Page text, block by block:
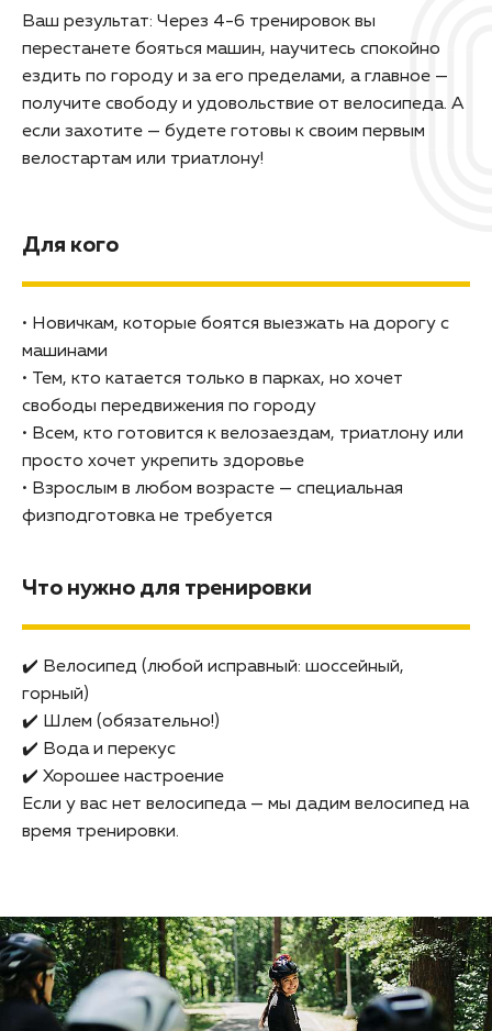
Ваш результат: Через 4-6 тренировок вы
перестанете бояться машин, научитесь спокойно
ездить по городу и за его пределами, а главное —
получите свободу и удовольствие от велосипеда. А
если захотите — будете готовы к своим первым
велостартам или триатлону!
Для кого
• Новичкам, которые боятся выезжать на дорогу с
машинами
• Тем, кто катается только в парках, но хочет
свободы передвижения по городу
• Всем, кто готовится к велозаездам, триатлону или
просто хочет укрепить здоровье
• Взрослым в любом возрасте — специальная
физподготовка не требуется
Что нужно для тренировки
✔️ Велосипед (любой исправный: шоссейный,
горный)
✔️ Шлем (обязательно!)
✔️ Вода и перекус
✔️ Хорошее настроение
Если у вас нет велосипеда — мы дадим велосипед на
время тренировки.